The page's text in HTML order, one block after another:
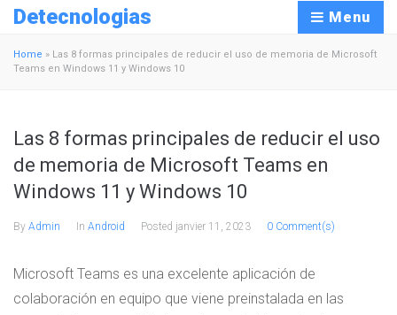
Detecnologias Menu
Home » Las 8 formas principales de reducir el uso de memoria de Microsoft
Teams en Windows 11 y Windows 10
Las 8 formas principales de reducir el uso
de memoria de Microsoft Teams en
Windows 11 y Windows 10
By Admin In Android Posted janvier 11, 2023 0 Comment(s)
Microsoft Teams es una excelente aplicación de
colaboración en equipo que viene preinstalada en las